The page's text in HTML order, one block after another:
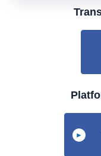
►